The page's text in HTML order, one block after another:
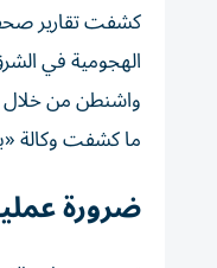
كشفت تقارير
الهجومية في
واشنطن من خلال
ما كشفت وكالة
ضرورة